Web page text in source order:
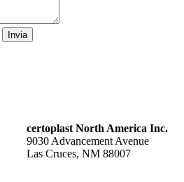
Invia
certoplast North America Inc.
9030 Advancement Avenue
Las Cruces, NM 88007